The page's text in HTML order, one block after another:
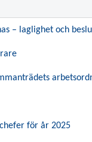
– laglighet och
för år 2025